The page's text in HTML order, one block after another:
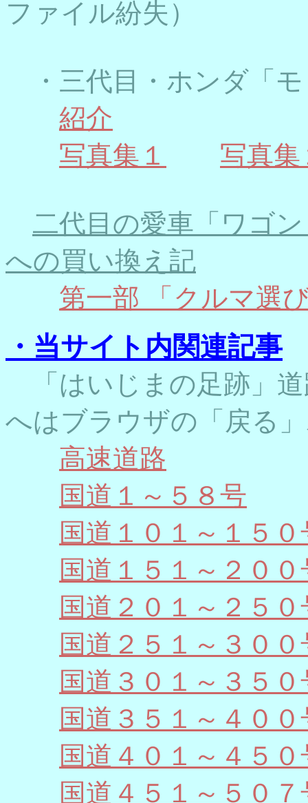
ファイル紛失）
・三代目・ホンダ「
紹介
写真集１
写真集
二代目の愛車「ワゴ
への買い換え記
第一部 「クルマ選
・当サイト内関連記事
「はいじまの足跡」
へはブラウザの「戻る
高速道路
国道１～５８号
国道１０１～１５０
国道１５１～２００
国道２０１～２５０
国道２５１～３００
国道３０１～３５０
国道３５１～４００
国道４０１～４５０
国道４５１～５０７